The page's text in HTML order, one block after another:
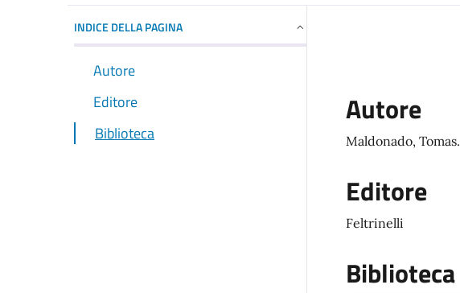
INDICE DELLA PAGINA
Autore
Editore
Biblioteca
Autore
Maldonado, Tomas.
Editore
Feltrinelli
Biblioteca